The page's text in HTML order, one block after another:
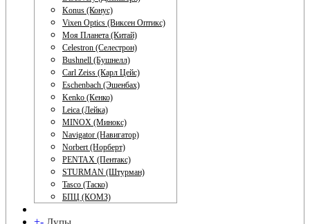
Konus (Конус)
Vixen Optics (Виксен Оптикс)
Моя Планета (Китай)
Celestron (Селестрон)
Bushnell (Бушнелл)
Carl Zeiss (Карл Цейс)
Eschenbach (Эшенбах)
Kenko (Кенко)
Leica (Лейка)
MINOX (Минокс)
Navigator (Навигатор)
Norbert (Норберт)
PENTAX (Пентакс)
STURMAN (Штурман)
Tasco (Таско)
БПЦ (КОМЗ)
+-